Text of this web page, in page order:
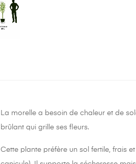
La morelle a besoin de chaleur et de
brûlant qui grille ses fleurs.
Cette plante préfère un sol fertile, frais